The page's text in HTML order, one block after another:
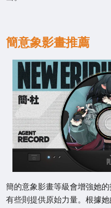
簡意象影畫推薦
簡的意象影畫等級會增強她
有些則提供原始力量。根據